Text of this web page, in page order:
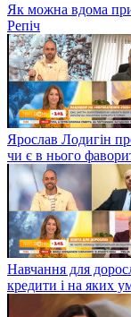
Як можна вдома
Репіч
Ярослав Лодигін
чи є в нього
Навчання для
кредити і на яких